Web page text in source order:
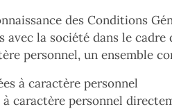
des Conditions
la société dans le
personnel, un ensemble
à caractère personnel
caractère personnel